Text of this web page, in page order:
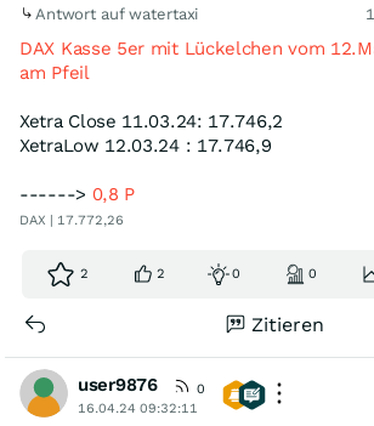
Antwort auf watertaxi
DAX Kasse 5er mit Lückelchen vom
am Pfeil
Xetra Close 11.03.24: 17.746,2
XetraLow 12.03.24 : 17.746,9
------> 0,8 P
DAX | 17.772,26
2 2 0 0
Zitieren
user9876
0
16.04.24 09:32:11